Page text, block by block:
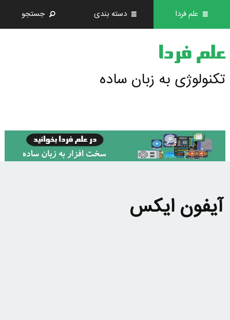
علم فردا دسته بندی جستجو
علم فردا
تکنولوژی به زبان ساده
آیفون ایکس